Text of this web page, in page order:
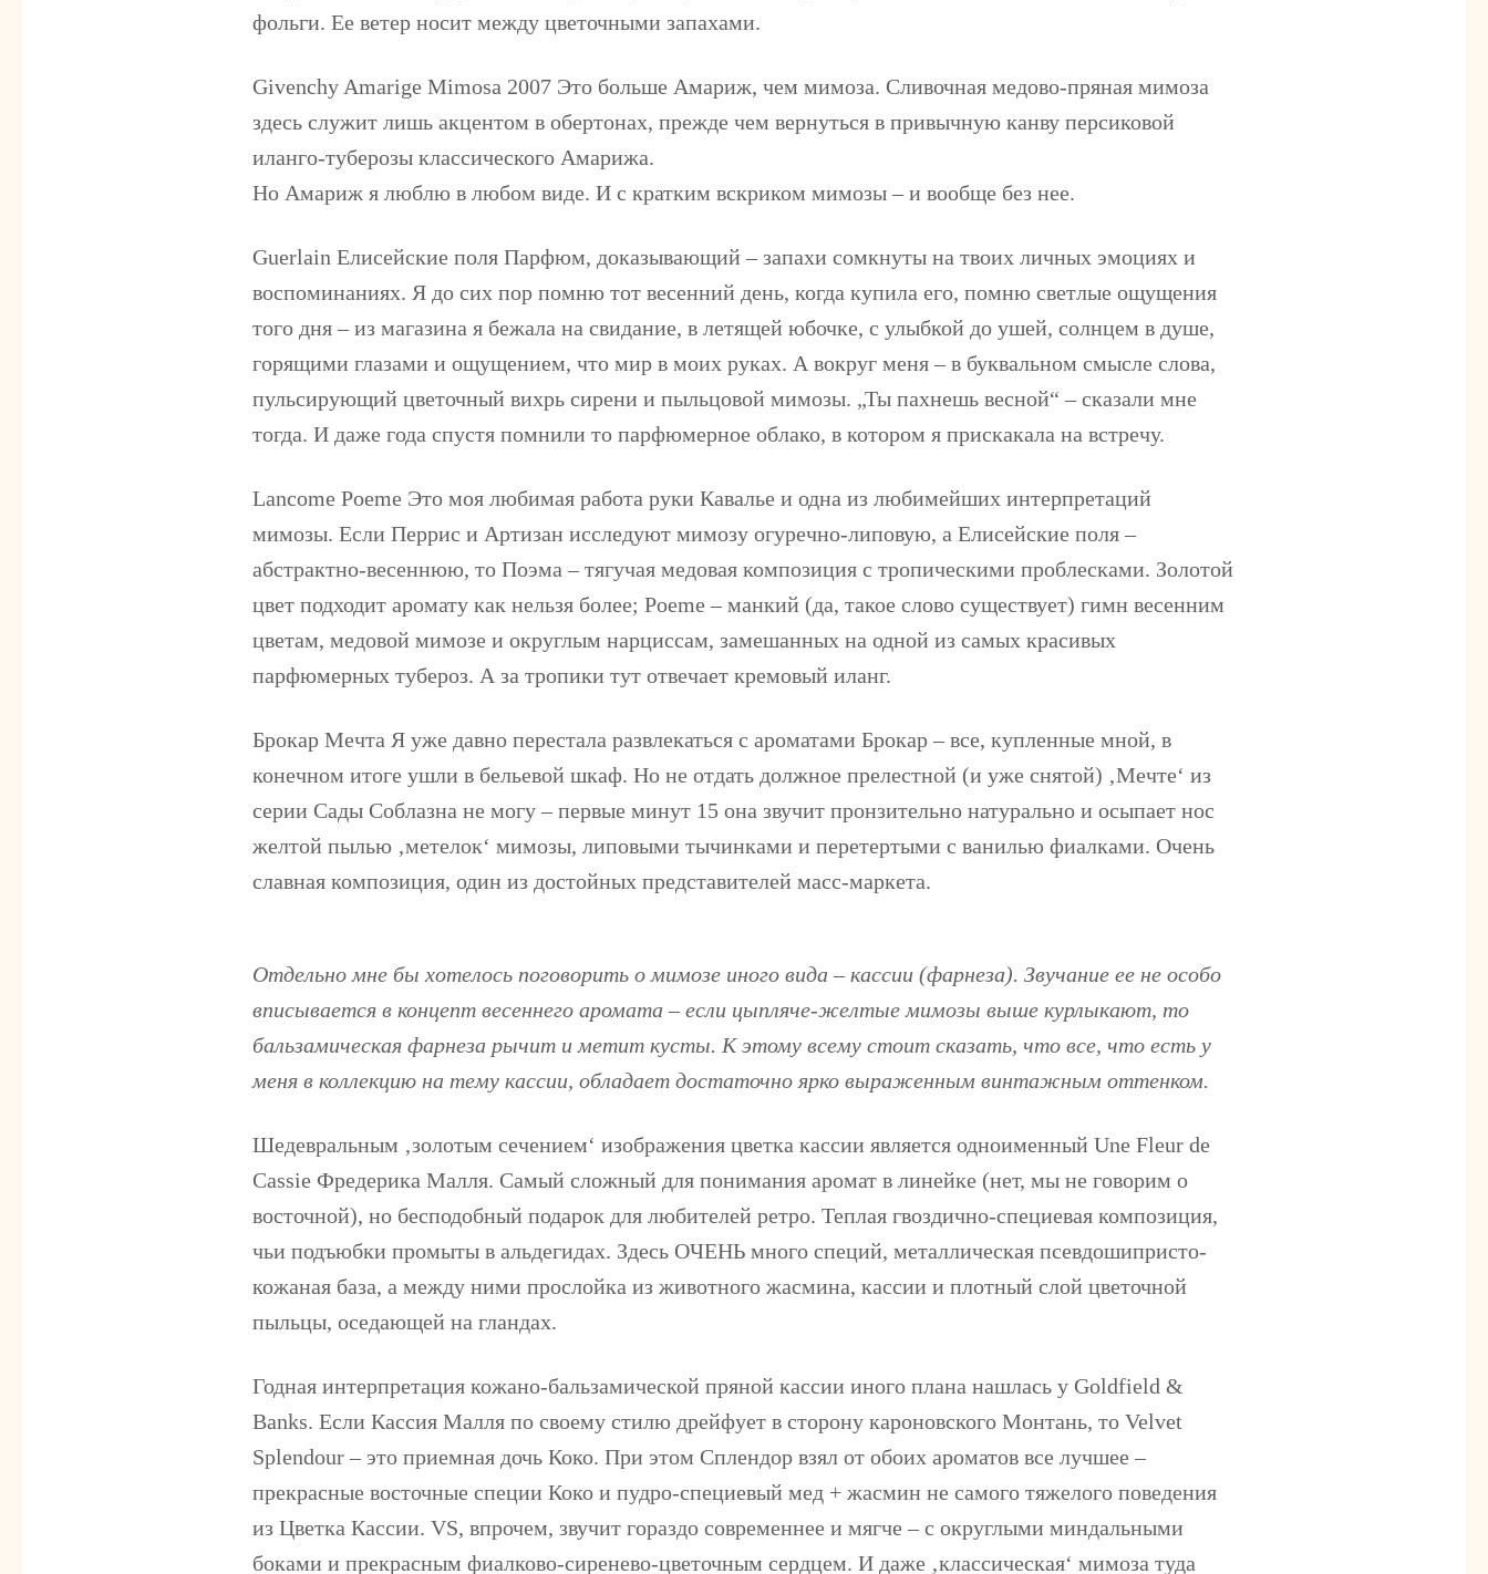
фольги. Ее ветер носит между цветочными запахами.
Givenchy Amarige Mimosa 2007 Это больше Амариж, чем мимоза. Сливочная медово-пряная мимоза
здесь служит лишь акцентом в обертонах, прежде чем вернуться в привычную канву персиковой
иланго-туберозы классического Амарижа.
Но Амариж я люблю в любом виде. И с кратким вскриком мимозы – и вообще без нее.
Guerlain Елисейские поля Парфюм, доказывающий – запахи сомкнуты на твоих личных эмоциях и
воспоминаниях. Я до сих пор помню тот весенний день, когда купила его, помню светлые ощущения
того дня – из магазина я бежала на свидание, в летящей юбочке, с улыбкой до ушей, солнцем в душе,
горящими глазами и ощущением, что мир в моих руках. А вокруг меня – в буквальном смысле слова,
пульсирующий цветочный вихрь сирени и пыльцовой мимозы. „Ты пахнешь весной“ – сказали мне
тогда. И даже года спустя помнили то парфюмерное облако, в котором я прискакала на встречу.
Lancome Poeme Это моя любимая работа руки Кавалье и одна из любимейших интерпретаций
мимозы. Если Перрис и Артизан исследуют мимозу огуречно-липовую, а Елисейские поля –
абстрактно-весеннюю, то Поэма – тягучая медовая композиция с тропическими проблесками. Золотой
цвет подходит аромату как нельзя более; Poeme – манкий (да, такое слово существует) гимн весенним
цветам, медовой мимозе и округлым нарциссам, замешанных на одной из самых красивых
парфюмерных тубероз. А за тропики тут отвечает кремовый иланг.
Брокар Мечта Я уже давно перестала развлекаться с ароматами Брокар – все, купленные мной, в
конечном итоге ушли в бельевой шкаф. Но не отдать должное прелестной (и уже снятой) ‚Мечте‘ из
серии Сады Соблазна не могу – первые минут 15 она звучит пронзительно натурально и осыпает нос
желтой пылью ‚метелок‘ мимозы, липовыми тычинками и перетертыми с ванилью фиалками. Очень
славная композиция, один из достойных представителей масс-маркета.
Отдельно мне бы хотелось поговорить о мимозе иного вида – кассии (фарнеза). Звучание ее не особо
вписывается в концепт весеннего аромата – если цыпляче-желтые мимозы выше курлыкают, то
бальзамическая фарнеза рычит и метит кусты. К этому всему стоит сказать, что все, что есть у
меня в коллекцию на тему кассии, обладает достаточно ярко выраженным винтажным оттенком.
Шедевральным ‚золотым сечением‘ изображения цветка кассии является одноименный Une Fleur de
Cassie Фредерика Малля. Самый сложный для понимания аромат в линейке (нет, мы не говорим о
восточной), но бесподобный подарок для любителей ретро. Теплая гвоздично-специевая композиция,
чьи подъюбки промыты в альдегидах. Здесь ОЧЕНЬ много специй, металлическая псевдошипристо-
кожаная база, а между ними прослойка из животного жасмина, кассии и плотный слой цветочной
пыльцы, оседающей на гландах.
Годная интерпретация кожано-бальзамической пряной кассии иного плана нашлась у Goldfield &
Banks. Если Кассия Малля по своему стилю дрейфует в сторону кароновского Монтань, то Velvet
Splendour – это приемная дочь Коко. При этом Сплендор взял от обоих ароматов все лучшее –
прекрасные восточные специи Коко и пудро-специевый мед + жасмин не самого тяжелого поведения
из Цветка Кассии. VS, впрочем, звучит гораздо современнее и мягче – с округлыми миндальными
боками и прекрасным фиалково-сиренево-цветочным сердцем. И даже ‚классическая‘ мимоза туда